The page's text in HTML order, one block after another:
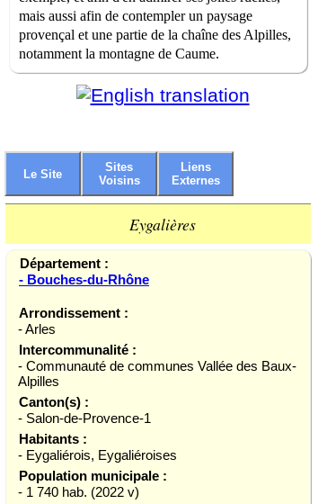
mais aussi afin de contempler un paysage
provençal et une partie de la chaîne des Alpilles,
notamment la montagne de Caume.
Le Site
Sites
Voisins
Liens
Externes
Eygalières
Département :
- Bouches-du-Rhône
Arrondissement :
- Arles
Intercommunalité :
- Communauté de communes Vallée des Baux-
Alpilles
Canton(s) :
- Salon-de-Provence-1
Habitants :
- Eygaliérois, Eygaliéroises
Population municipale :
- 1 740 hab. (2022 v)